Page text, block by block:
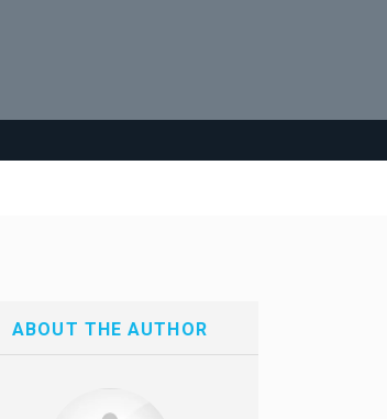
ABOUT THE AUTHOR